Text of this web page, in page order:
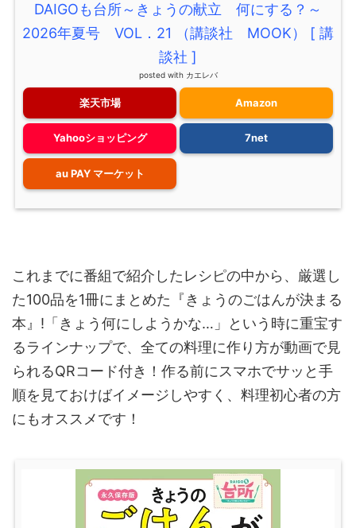
DAIGOも台所～きょうの献立 何にする？～
2026年夏号 VOL．21 （講談社 MOOK） [ 講
談社 ]
posted with カエレバ
楽天市場 Amazon
Yahooショッピング 7net
au PAY マーケット
これまでに番組で紹介したレシピの中から、厳選し
た100品を1冊にまとめた『きょうのごはんが決まる
本』!「きょう何にしようかな…」という時に重宝す
るラインナップで、全ての料理に作り方が動画で見
られるQRコード付き！作る前にスマホでサッと手
順を見ておけばイメージしやすく、料理初心者の方
にもオススメです！